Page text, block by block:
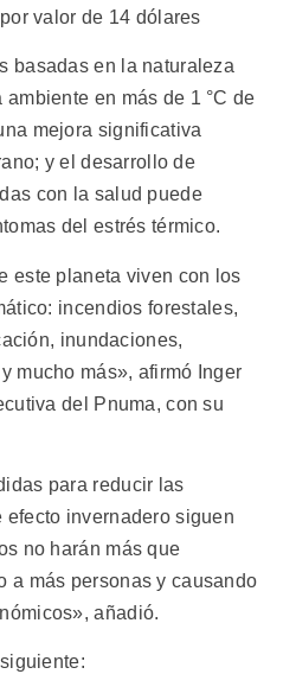
valor de 14 dólares
basadas en la naturaleza
en más de 1 °C de
mejora significativa
y el desarrollo de
con la salud puede
del estrés térmico.
este planeta viven con los
incendios forestales,
inundaciones,
mucho más», afirmó Inger
del Pnuma, con su
para reducir las
invernadero siguen
no harán más que
a más personas y causando
añadió.